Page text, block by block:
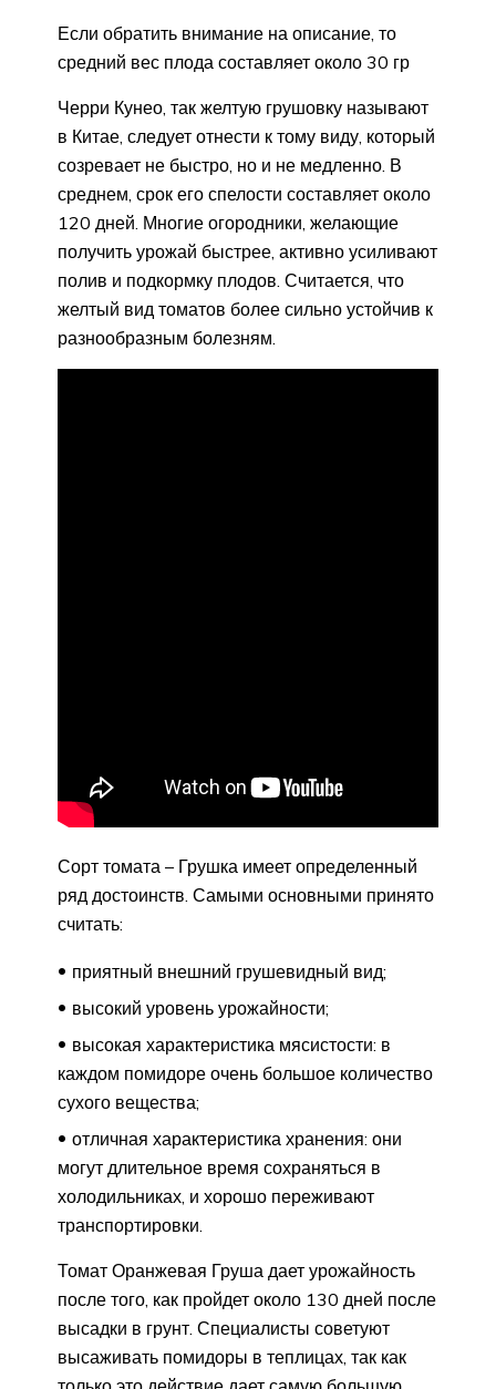
Если обратить внимание на описание, то
средний вес плода составляет около 30 гр
Черри Кунео, так желтую грушовку называют
в Китае, следует отнести к тому виду, который
созревает не быстро, но и не медленно. В
среднем, срок его спелости составляет около
120 дней. Многие огородники, желающие
получить урожай быстрее, активно усиливают
полив и подкормку плодов. Считается, что
желтый вид томатов более сильно устойчив к
разнообразным болезням.
Сорт томата – Грушка имеет определенный
ряд достоинств. Самыми основными принято
считать:
приятный внешний грушевидный вид;
высокий уровень урожайности;
высокая характеристика мясистости: в
каждом помидоре очень большое количество
сухого вещества;
отличная характеристика хранения: они
могут длительное время сохраняться в
холодильниках, и хорошо переживают
транспортировки.
Томат Оранжевая Груша дает урожайность
после того, как пройдет около 130 дней после
высадки в грунт. Специалисты советуют
высаживать помидоры в теплицах, так как